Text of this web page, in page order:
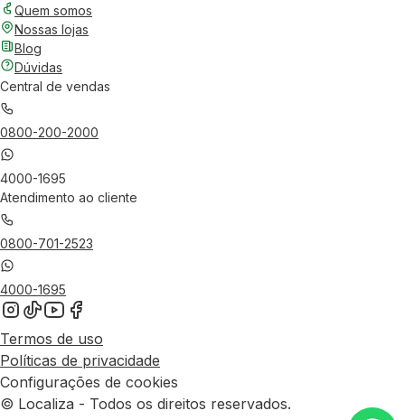
Quem somos
Nossas lojas
Blog
Dúvidas
Central de vendas
0800-200-2000
4000-1695
Atendimento ao cliente
0800-701-2523
4000-1695
Termos de uso
Políticas de privacidade
Configurações de cookies
© Localiza - Todos os direitos reservados.